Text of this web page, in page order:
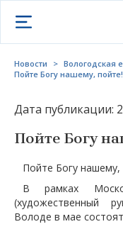
Открыть меню
Новости > Вологодская
Пойте Богу нашему, пойте!
Дата публикации:
Пойте Богу
Пойте Богу нашему,
В рамках
(художественный
Володе в мае